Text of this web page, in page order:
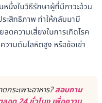
หนึ่งในวิธีรักษาผู้ที่มีภาวะอ้วน
ะสิทธิภาพ ทำให้กลับมามี
ดความเสี่ยงในการเกิดโรค
ความดันโลหิตสูง หรือข้อเข่า
ระเพาะอาหาร?สอบถาม